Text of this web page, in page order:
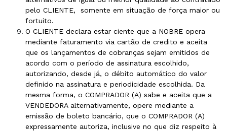
pelo CLIENTE,
somente em situação de força maior ou
fortuito.
O CLIENTE declara estar ciente que a NOBRE opera
mediante faturamento via cartão de credito e aceita
que os lançamentos de cobranças sejam emitidos de
acordo com o período de assinatura escolhido,
autorizando, desde já, o débito automático do valor
definido na assinatura e periodicidade escolhida. Da
mesma forma, o COMPRADOR (A) sabe e aceita que a
VENDEDORA alternativamente, opere mediante a
emissão de boleto bancário, que o COMPRADOR (A)
expressamente autoriza, inclusive no que diz respeito à